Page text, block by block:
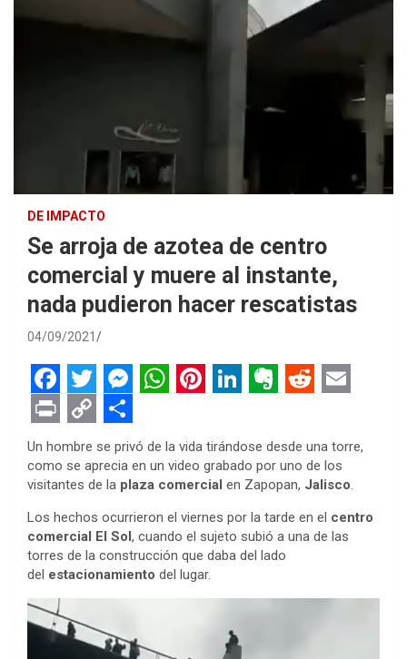
DE IMPACTO
Se arroja de azotea de centro
comercial y muere al instante,
nada pudieron hacer rescatistas
04/09/2021
F
a
c
e
b
o
o
k
T
w
i
t
t
e
r
M
e
s
s
e
n
g
r
h
a
t
s
A
p
i
n
t
e
r
e
i
n
k
e
d
v
e
r
n
o
e
d
d
i
t
m
a
i
l
P
r
i
n
t
C
o
p
y
L
i
n
k
S
h
a
r
e
Un hombre se privó de la vida tirándose desde una torre,
como se aprecia en un video grabado por uno de los
visitantes de la plaza comercial en Zapopan, Jalisco.
Los hechos ocurrieron el viernes por la tarde en el centro
comercial El Sol, cuando el sujeto subió a una de las
torres de la construcción que daba del lado
del estacionamiento del lugar.